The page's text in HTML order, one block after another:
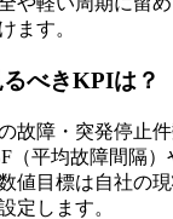
ます。
べきKPIは？
故障・突発停止
（平均故障間隔
値目標は自社の現
定します。